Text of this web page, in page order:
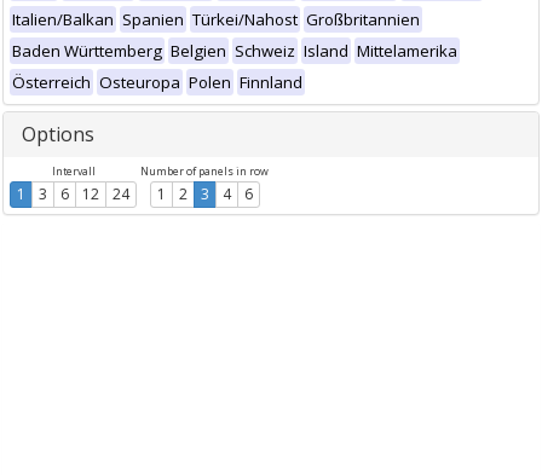
Italien/Balkan Spanien Türkei/Nahost Großbritannien
Baden Württemberg Belgien Schweiz Island Mittelamerika
Österreich Osteuropa Polen Finnland
Options
Intervall
1 3 6 12 24
Number of panels in row
1 2 3 4 6